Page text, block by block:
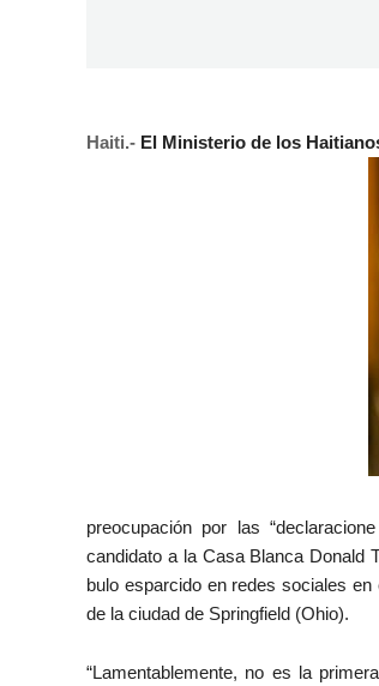
Haiti.- El Ministerio de los
preocupación por las
candidato a la Casa Blanca Donald
bulo esparcido en redes sociales
de la ciudad de Springfield (Ohio).
“Lamentablemente, no es la